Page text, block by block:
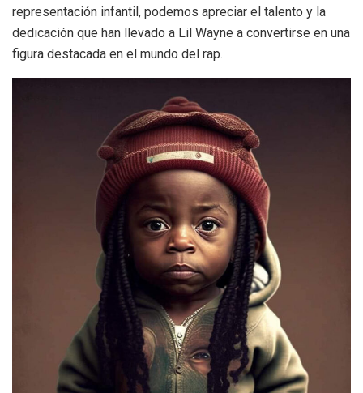
representación infantil, podemos apreciar el talento y la
dedicación que han llevado a Lil Wayne a convertirse en una
figura destacada en el mundo del rap.